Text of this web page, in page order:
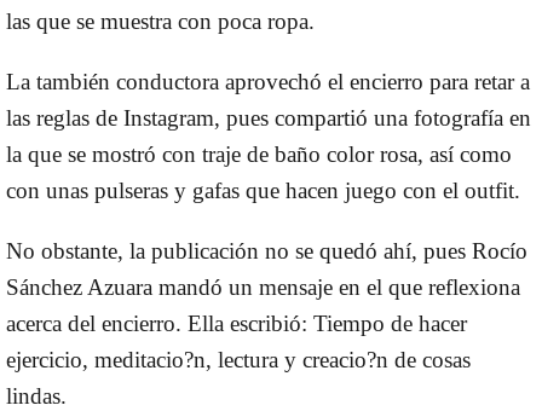
las que se muestra con poca ropa.
La también conductora aprovechó el encierro para retar a
las reglas de Instagram, pues compartió una fotografía en
la que se mostró con traje de baño color rosa, así como
con unas pulseras y gafas que hacen juego con el outfit.
No obstante, la publicación no se quedó ahí, pues Rocío
Sánchez Azuara mandó un mensaje en el que reflexiona
acerca del encierro. Ella escribió: Tiempo de hacer
ejercicio, meditacio?n, lectura y creacio?n de cosas
lindas.